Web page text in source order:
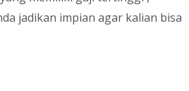
jadikan impian agar kalian bisa